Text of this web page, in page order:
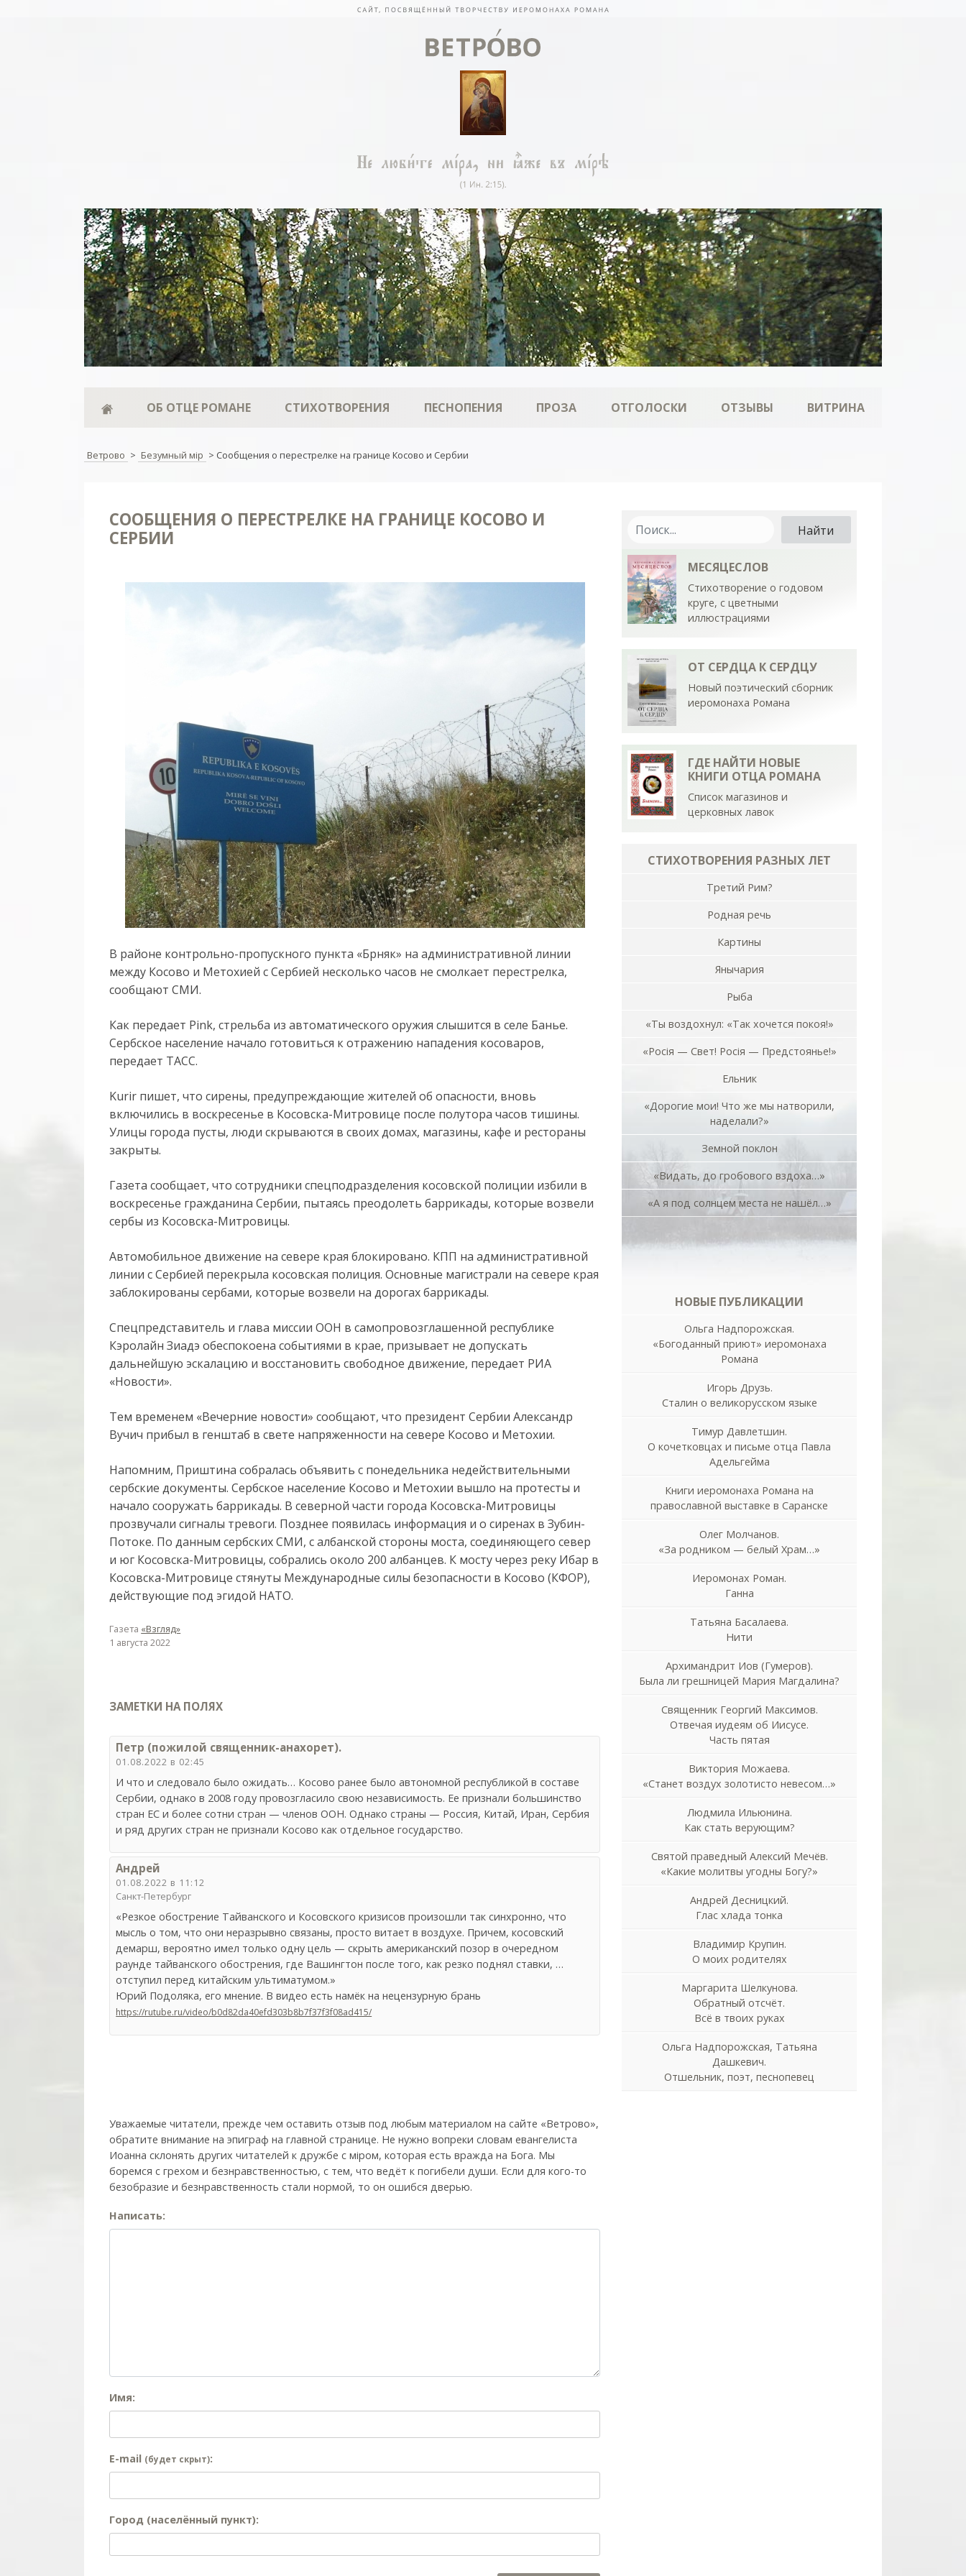
ОБ ОТЦЕ РОМАНЕ СТИХОТВОРЕНИЯ ПЕСНОПЕНИЯ ПРОЗА ОТГОЛОСКИ ОТЗЫВЫ ВИТРИНА
Ветрово > Безумный мiр > Сообщения о перестрелке на границе Косово и Сербии
СООБЩЕНИЯ О ПЕРЕСТРЕЛКЕ НА ГРАНИЦЕ КОСОВО И
СЕРБИИ
В районе контрольно-пропускного пункта «Брняк» на административной линии
между Косово и Метохией с Сербией несколько часов не смолкает перестрелка,
сообщают СМИ.
Как передает Pink, стрельба из автоматического оружия слышится в селе Банье.
Сербское население начало готовиться к отражению нападения косоваров,
передает ТАСС.
Kurir пишет, что сирены, предупреждающие жителей об опасности, вновь
включились в воскресенье в Косовска-Митровице после полутора часов тишины.
Улицы города пусты, люди скрываются в своих домах, магазины, кафе и рестораны
закрыты.
Газета сообщает, что сотрудники спецподразделения косовской полиции избили в
воскресенье гражданина Сербии, пытаясь преодолеть баррикады, которые возвели
сербы из Косовска-Митровицы.
Автомобильное движение на севере края блокировано. КПП на административной
линии с Сербией перекрыла косовская полиция. Основные магистрали на севере края
заблокированы сербами, которые возвели на дорогах баррикады.
Спецпредставитель и глава миссии ООН в самопровозглашенной республике
Кэролайн Зиадэ обеспокоена событиями в крае, призывает не допускать
дальнейшую эскалацию и восстановить свободное движение, передает РИА
«Новости».
Тем временем «Вечерние новости» сообщают, что президент Сербии Александр
Вучич прибыл в генштаб в свете напряженности на севере Косово и Метохии.
Напомним, Приштина собралась объявить с понедельника недействительными
сербские документы. Сербское население Косово и Метохии вышло на протесты и
начало сооружать баррикады. В северной части города Косовска-Митровицы
прозвучали сигналы тревоги. Позднее появилась информация и о сиренах в Зубин-
Потоке. По данным сербских СМИ, с албанской стороны моста, соединяющего север
и юг Косовска-Митровицы, собрались около 200 албанцев. К мосту через реку Ибар в
Косовска-Митровице стянуты Международные силы безопасности в Косово (КФОР),
действующие под эгидой НАТО.
Газета «Взгляд»
1 августа 2022
ЗАМЕТКИ НА ПОЛЯХ
Петр (пожилой священник-анахорет).
01.08.2022 в 02:45
И что и следовало было ожидать… Косово ранее было автономной республикой в составе
Сербии, однако в 2008 году провозгласило свою независимость. Ее признали большинство
стран ЕС и более сотни стран — членов ООН. Однако страны — Россия, Китай, Иран, Сербия
и ряд других стран не признали Косово как отдельное государство.
Андрей
01.08.2022 в 11:12
Санкт-Петербург
«Резкое обострение Тайванского и Косовского кризисов произошли так синхронно, что
мысль о том, что они неразрывно связаны, просто витает в воздухе. Причем, косовский
демарш, вероятно имел только одну цель — скрыть американский позор в очередном
раунде тайванского обострения, где Вашингтон после того, как резко поднял ставки, …
отступил перед китайским ультиматумом.»
Юрий Подоляка, его мнение. В видео есть намёк на нецензурную брань
https://rutube.ru/video/b0d82da40efd303b8b7f37f3f08ad415/
Уважаемые читатели, прежде чем оставить отзыв под любым материалом на сайте «Ветрово»,
обратите внимание на эпиграф на главной странице. Не нужно вопреки словам евангелиста
Иоанна склонять других читателей к дружбе с мiром, которая есть вражда на Бога. Мы
боремся с грехом и без­нрав­ствен­ностью, с тем, что ведёт к погибели души. Если для кого-то
безобразие и безнравственность стали нормой, то он ошибся дверью.
Написать:
Имя:
E-mail (будет скрыт):
Город (населённый пункт):
МЕСЯЦЕСЛОВ
Стихотворение о годовом
круге, с цветными
иллюстрациями
ОТ СЕРДЦА К СЕРДЦУ
Новый поэтический сборник
иеромонаха Романа
ГДЕ НАЙТИ НОВЫЕ
КНИГИ ОТЦА РОМАНА
Список магазинов и
церковных лавок
СТИХОТВОРЕНИЯ РАЗНЫХ ЛЕТ
Третий Рим?
Родная речь
Картины
Янычария
Рыба
«Ты воздохнул: «Так хочется покоя!»
«Росiя — Свет! Росiя — Предстоянье!»
Ельник
«Дорогие мои! Что же мы натворили,
наделали?»
Земной поклон
«Видать, до гробового вздоха…»
«А я под солнцем места не нашёл…»
НОВЫЕ ПУБЛИКАЦИИ
Ольга Надпорожская.
«Богоданный приют» иеромонаха
Романа
Игорь Друзь.
Сталин о великорусском языке
Тимур Давлетшин.
О кочетковцах и письме отца Павла
Адельгейма
Книги иеромонаха Романа на
православной выставке в Саранске
Олег Молчанов.
«За родником — белый Храм…»
Иеромонах Роман.
Ганна
Татьяна Басалаева.
Нити
Архимандрит Иов (Гумеров).
Была ли грешницей Мария Магдалина?
Священник Георгий Максимов.
Отвечая иудеям об Иисусе.
Часть пятая
Виктория Можаева.
«Станет воздух золотисто невесом…»
Людмила Ильюнина.
Как стать верующим?
Святой праведный Алексий Мечёв.
«Какие молитвы угодны Богу?»
Андрей Десницкий.
Глас хлада тонка
Владимир Крупин.
О моих родителях
Маргарита Шелкунова.
Обратный отсчёт.
Всё в твоих руках
Ольга Надпорожская, Татьяна
Дашкевич.
Отшельник, поэт, песнопевец